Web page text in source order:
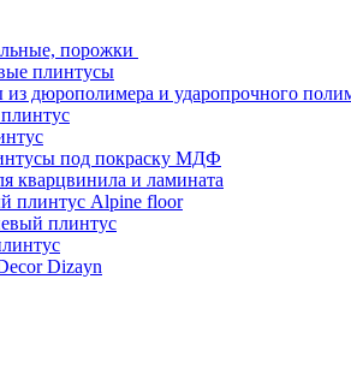
порожки
плинтусы
дюрополимера и ударопрочного
под покраску МДФ
кварцвинила и ламината
плинтус Alpine floor
плинтус
Dizayn